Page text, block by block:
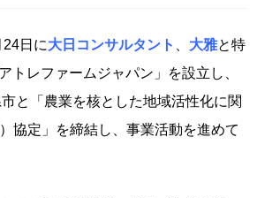
日に大日コンサルタント 大雅と特
トレファームジャパン」を設立し、
と「農業を核とした地域活性化に関
協定」を締結し、事業活動を進めて